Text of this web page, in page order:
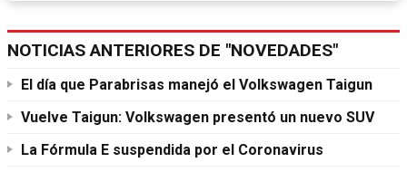
NOTICIAS ANTERIORES DE "NOVEDADES"
El día que Parabrisas manejó el Volkswagen Taigun
Vuelve Taigun: Volkswagen presentó un nuevo SUV
La Fórmula E suspendida por el Coronavirus